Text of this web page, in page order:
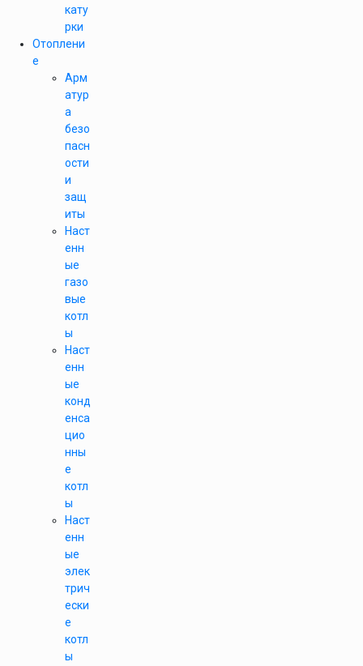
кату
рки
Отоплени
е
Арм
атур
а
безо
пасн
ости
и
защ
иты
Наст
енн
ые
газо
вые
котл
ы
Наст
енн
ые
конд
енса
цио
нны
е
котл
ы
Наст
енн
ые
элек
трич
ески
е
котл
ы